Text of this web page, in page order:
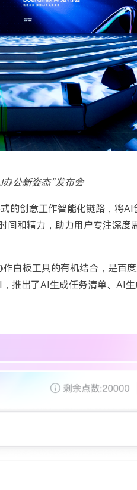
公新姿态”发布会
的创意工作智能化链路，将AI
和精力，助力用户专注深度
作白板工具的有机结合，是百
，推出了AI生成任务清单、 AI生